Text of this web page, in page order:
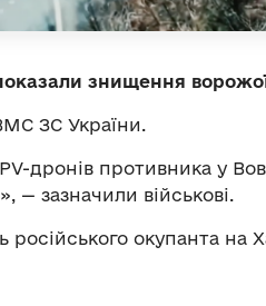
знищення
ЗС України.
дронів противника у
— зазначили військові.
російського окупанта на